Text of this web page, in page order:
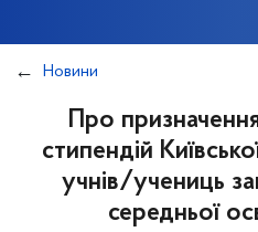
Новини
Про
стипендій
учнів/учениць
середньої